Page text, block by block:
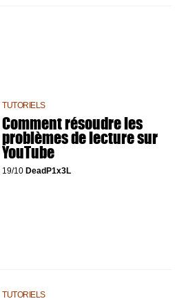
TUTORIELS
Comment résoudre les
problèmes de lecture sur
YouTube
19/10 DeadP1x3L
TUTORIELS